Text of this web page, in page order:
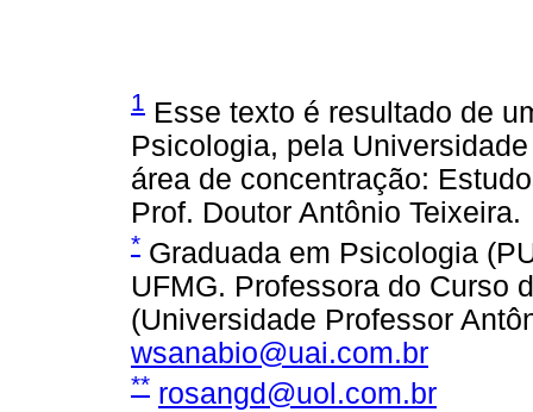
1 Esse texto é resultado de
Psicologia, pela
área de concentração:
Prof. Doutor Antônio Teixeira.
* Graduada em Psicologia
UFMG. Professora do Curso
(Universidade Professor
wsanabio@uai.com.br
** rosangd@uol.com.br